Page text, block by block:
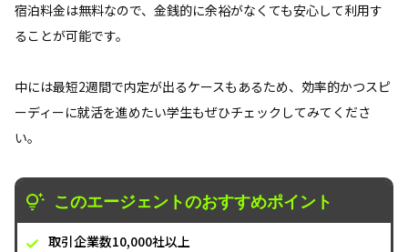
宿泊料金は無料なので、金銭的に余裕がなくても安心して利用す
ることが可能です。
中には最短2週間で内定が出るケースもあるため、効率的かつスピ
ーディーに就活を進めたい学生もぜひチェックしてみてくださ
い。
このエージェントのおすすめポイント
取引企業数10,000社以上